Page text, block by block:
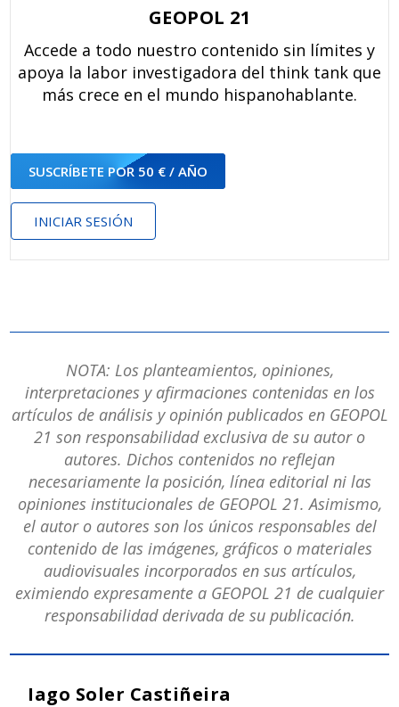
GEOPOL 21
Accede a todo nuestro contenido sin límites y
apoya la labor investigadora del think tank que
más crece en el mundo hispanohablante.
SUSCRÍBETE POR 50 € / AÑO
INICIAR SESIÓN
NOTA: Los planteamientos, opiniones,
interpretaciones y afirmaciones contenidas en los
artículos de análisis y opinión publicados en GEOPOL
21 son responsabilidad exclusiva de su autor o
autores. Dichos contenidos no reflejan
necesariamente la posición, línea editorial ni las
opiniones institucionales de GEOPOL 21. Asimismo,
el autor o autores son los únicos responsables del
contenido de las imágenes, gráficos o materiales
audiovisuales incorporados en sus artículos,
eximiendo expresamente a GEOPOL 21 de cualquier
responsabilidad derivada de su publicación.
Iago Soler Castiñeira